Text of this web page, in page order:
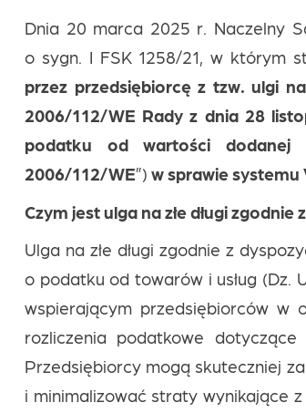
Dnia 20 marca 2025 r. Naczelny
o sygn. I FSK 1258/21, w którym
przez przedsiębiorcę z tzw. ulgi
2006/112/WE Rady z dnia 28
podatku od wartości dodanej
2006/112/WE”) w sprawie systemu
Czym jest ulga na złe długi zgodnie
Ulga na złe długi zgodnie z
o podatku od towarów i usług (Dz.
wspierającym przedsiębiorców w
rozliczenia podatkowe dotyczące
Przedsiębiorcy mogą skuteczniej
i minimalizować straty wynikające z